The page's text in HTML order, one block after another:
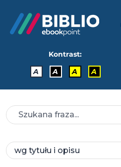
Kontrast:
A
A A A